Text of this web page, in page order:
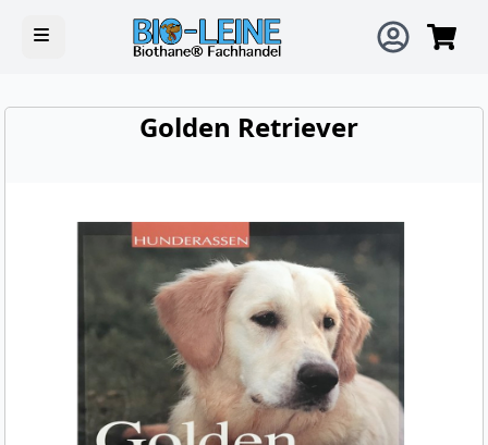
Open main menu
Golden Retriever